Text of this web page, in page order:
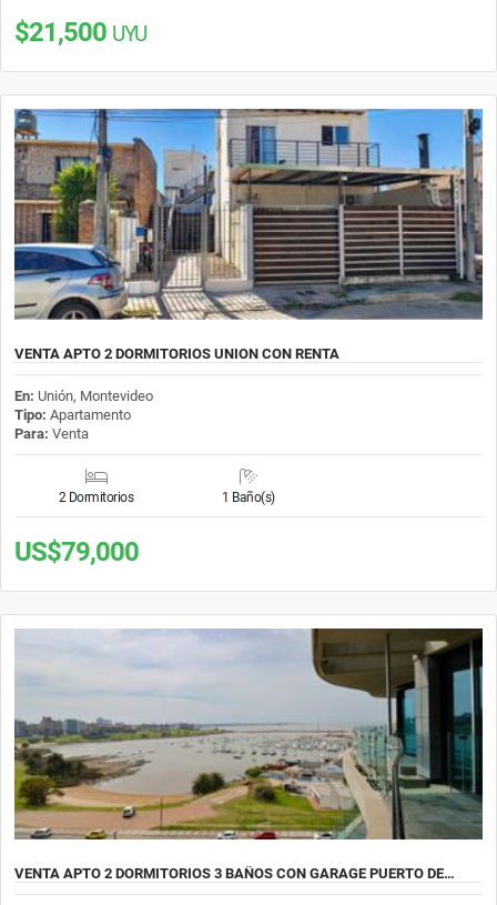
$21,500 UYU
VENTA APTO 2 DORMITORIOS UNION CON RENTA
En: Unión, Montevideo
Tipo: Apartamento
Para: Venta
2 Dormitorios 1 Baño(s)
US$79,000
VENTA APTO 2 DORMITORIOS 3 BAÑOS CON GARAGE PUERTO DE…